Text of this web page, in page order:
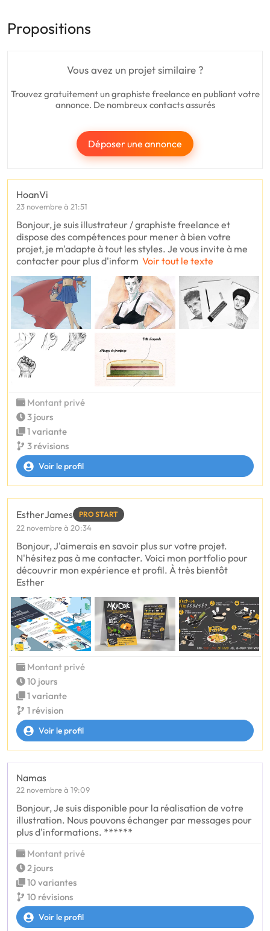
Propositions
Vous avez un projet similaire ?
Trouvez gratuitement un graphiste freelance en publiant votre
annonce. De nombreux contacts assurés
Déposer une annonce
HoanVi
23 novembre à 21:51
Bonjour, je suis illustrateur / graphiste freelance et
dispose des compétences pour mener à bien votre
projet, je m'adapte à tout les styles. Je vous invite à me
contacter pour plus d'inform Voir tout le texte
Montant privé
3 jours
1 variante
3 révisions
Voir le profil
EstherJames PRO START
22 novembre à 20:34
Bonjour, J'aimerais en savoir plus sur votre projet.
N'hésitez pas à me contacter. Voici mon portfolio pour
découvrir mon expérience et profil. À très bientôt
Esther
Montant privé
10 jours
1 variante
1 révision
Voir le profil
Namas
22 novembre à 19:09
Bonjour, Je suis disponible pour la réalisation de votre
illustration. Nous pouvons échanger par messages pour
plus d'informations. ******
Montant privé
2 jours
10 variantes
10 révisions
Voir le profil